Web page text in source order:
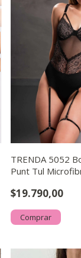
TRENDA 5052
Punt Tul
$19.790,00
Comprar